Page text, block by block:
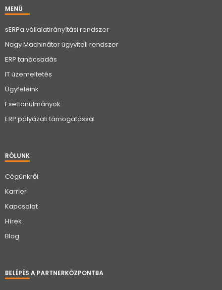
MENÜ
sERPa vállalatirányítási rendszer
Nagy Machinátor ügyviteli rendszer
ERP tanácsadás
IT üzemeltetés
Ügyfeleink
Esettanulmányok
ERP pályázati támogatással
RÓLUNK
Cégünkről
Karrier
Kapcsolat
Hírek
Blog
BELÉPÉS A PARTNERKÖZPONTBA